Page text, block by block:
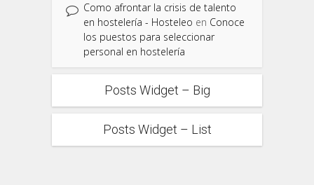
Como afrontar la crisis de talento
en hostelería - Hosteleo en Conoce
los puestos para seleccionar
personal en hostelería
Posts Widget – Big
Posts Widget – List